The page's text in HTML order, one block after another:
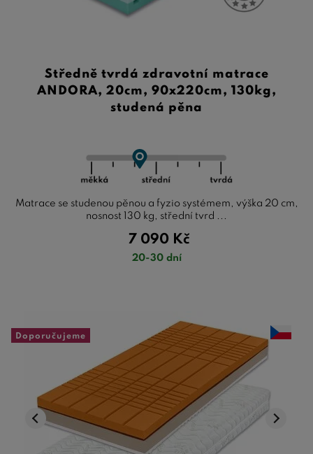
Středně tvrdá zdravotní matrace
ANDORA, 20cm, 90x220cm, 130kg,
studená pěna
Matrace se studenou pěnou a fyzio systémem, výška 20 cm,
nosnost 130 kg, střední tvrd ...
7 090 Kč
20-30 dní
Doporučujeme